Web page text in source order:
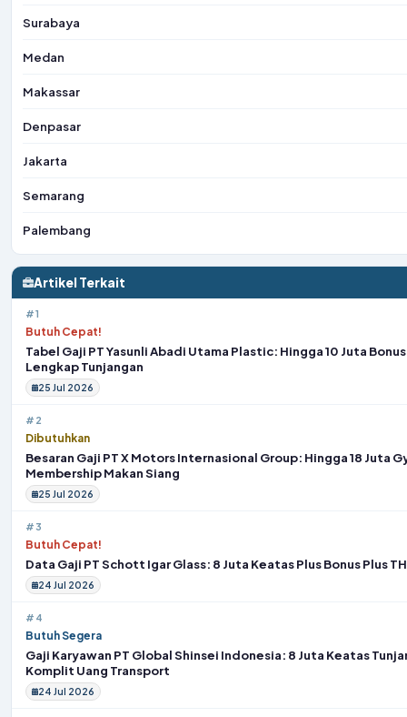
Surabaya
Medan
Makassar
Denpasar
Jakarta
Semarang
Palembang
Artikel Terkait
#1
Butuh Cepat!
Tabel Gaji PT Yasunli Abadi Utama Plastic: Hingga 10 Juta
Lengkap Tunjangan
25 Jul 2026
#2
Dibutuhkan
Besaran Gaji PT X Motors Internasional Group: Hingga 18 Juta
Membership Makan Siang
25 Jul 2026
#3
Butuh Cepat!
Data Gaji PT Schott Igar Glass: 8 Juta Keatas Plus Bonus Plus
24 Jul 2026
#4
Butuh Segera
Gaji Karyawan PT Global Shinsei Indonesia: 8 Juta Keatas
Komplit Uang Transport
24 Jul 2026